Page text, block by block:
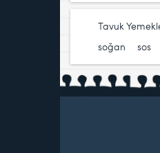
Tavuk
soğan
sos